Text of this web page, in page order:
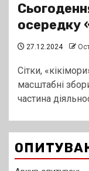
осередку
27.12.2024
Сітки,
масштабні
частина